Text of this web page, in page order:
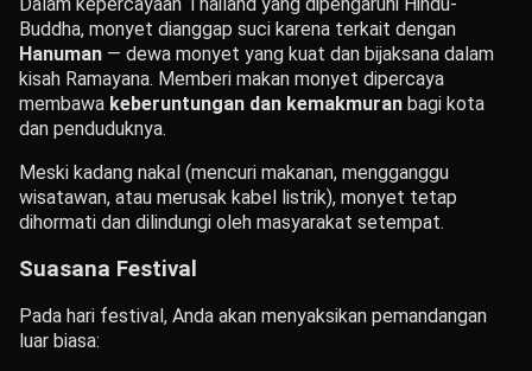
Buddha, monyet dianggap suci karena terkait dengan
Hanuman — dewa monyet yang kuat dan bijaksana dalam
kisah Ramayana. Memberi makan monyet dipercaya
membawa keberuntungan dan kemakmuran bagi kota
dan penduduknya.
Meski kadang nakal (mencuri makanan, mengganggu
wisatawan, atau merusak kabel listrik), monyet tetap
dihormati dan dilindungi oleh masyarakat setempat.
Suasana Festival
Pada hari festival, Anda akan menyaksikan pemandangan
luar biasa: